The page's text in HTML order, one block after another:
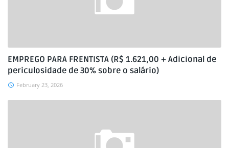
EMPREGO PARA FRENTISTA (R$ 1.621,00 + Adicional de
periculosidade de 30% sobre o salário)
February 23, 2026